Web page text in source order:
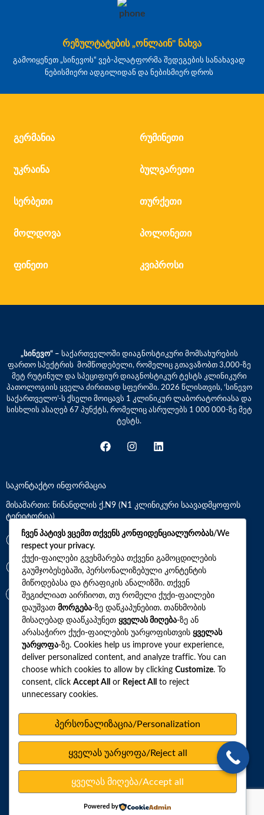
რეზულტატების „ონლაინ" ნახვა
გამოიყენეთ „სინევოს“ ვებ-პლატფორმა შედეგების სანახავად
ნებისმიერი ადგილიდან და ნებისმიერ დროს
გერმანია რუმინეთი
უკრაინა ბულგარეთი
სერბეთი თურქეთი
მოლდოვა პოლონეთი
ფინეთი კვიპროსი
„სინევო“ – საქართველოში დიაგნოსტიკური მომსახურების
ფართო სპექტრის მომწოდებელი, რომელიც გთავაზობთ 3,000-ზე
მეტ რუტინულ და სპეციფიურ დიაგნოსტიკურ ტესტს კლინიკური
პათოლოგიის ყველა ძირითად სფეროში. 2026 წლისთვის, ‘სინევო
საქართველო’-ს ქსელი მოიცავს 1 კლინიკურ ლაბორატორიასა და
სისხლის ასაღებ 67 პუნქტს, რომელიც ასრულებს 1 000 000-ზე მეტ
ტესტს.
საკონტაქტო ინფორმაცია
მისამართი: წინანდლის ქ.N9 (N1 კლინიკური საავადმყოფოს
ტერიტორია)
*7770
+(995)32 2 800 111
info@synevo.ge
2021 – 2026 © სინევო. ყველა უფლება დაცულია
ყველა ანალიზი
ჩვენი აქციები და პროფილები
როგორ მოვემზადოთ ტესტების ჩასაბარებლად
ლაბორატორიული ცენტრები
სარედაქციო პოლიტიკა
ვებსაიტის რუკა
ჩვენ პატივს ვცემთ თქვენს კონფიდენციალურობას/We
respect your privacy.
ქუქი-ფაილები გვეხმარება თქვენი გამოცდილების
გაუმჯობესებაში, პერსონალიზებული კონტენტის
მიწოდებასა და ტრაფიკის ანალიზში. თქვენ
შეგიძლიათ აირჩიოთ, თუ რომელი ქუქი-ფაილები
დაუშვათ მორგება-ზე დაწკაპუნებით. თანხმობის
მისაღებად დააწკაპუნეთ ყველას მიღება-ზე ან
არასაჭირო ქუქი-ფაილების უარყოფისთვის ყველას
უარყოფა-ზე. Cookies help us improve your experience,
deliver personalized content, and analyze traffic. You can
choose which cookies to allow by clicking Customize. To
consent, click Accept All or Reject All
to reject
unnecessary cookies.
პერსონალიზაცია/Personalization
ყველას უარყოფა/Reject all
ყველას მიღება/Accept all
Powered by